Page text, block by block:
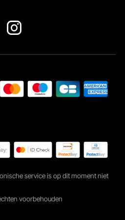
service is op dit moment niet
voorbehouden